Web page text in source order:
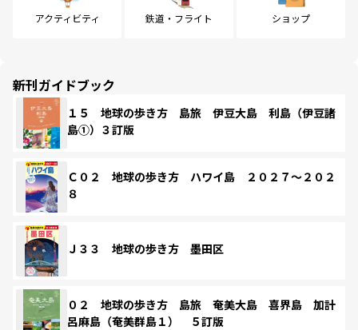
アクティビティ 鉄道・フライト ショップ
新刊ガイドブック
１５ 地球の歩き方 島旅 伊豆大島 利島（伊豆諸
島①）３訂版
Ｃ０２ 地球の歩き方 ハワイ島 ２０２７～２０２
８
Ｊ３３ 地球の歩き方 墨田区
０２ 地球の歩き方 島旅 奄美大島 喜界島 加計
呂麻島（奄美群島１） ５訂版